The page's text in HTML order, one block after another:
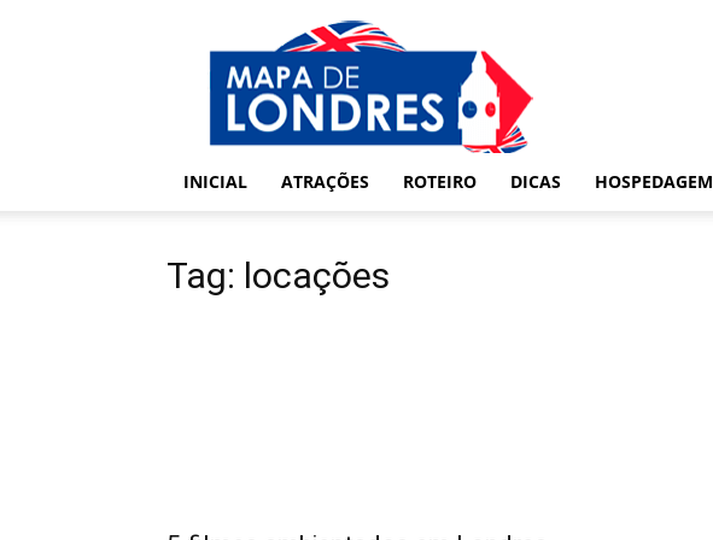
Londres
Mapa
de
Londres
INICIAL
ATRAÇÕES ROTEIRO DICAS HOSPEDAGEM
Tag: locações